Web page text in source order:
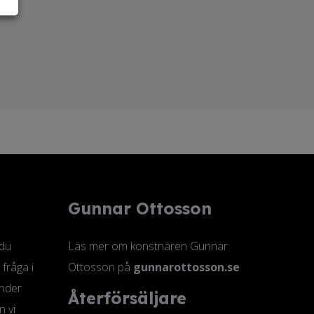
i
vi
Gunnar Ottosson
Läs mer om konstnären Gunnar
Ottosson på gunnarottosson.se
Återförsäljare